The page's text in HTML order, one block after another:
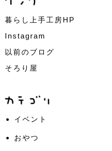
暮らし上手工房HP
Instagram
以前のブログ
そろり屋
イベント
おやつ